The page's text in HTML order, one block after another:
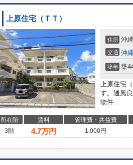
上原住宅（ＴＴ）
住所 沖
交通 沖
築年 築
上原住宅
す。通風
物件...
所在階 賃料 管理費・共益費
3階
4.7万円 1,000円